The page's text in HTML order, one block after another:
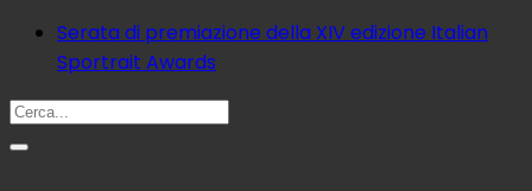
Serata di premiazione della XIV edizione Italian
Sportrait Awards